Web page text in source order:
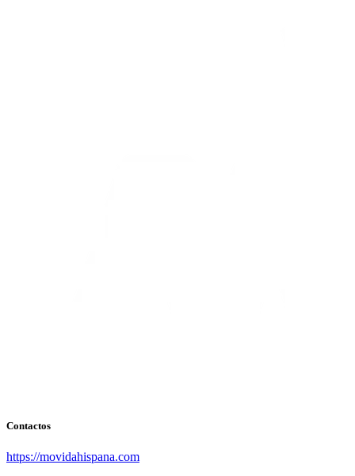
Contactos
https://movidahispana.com